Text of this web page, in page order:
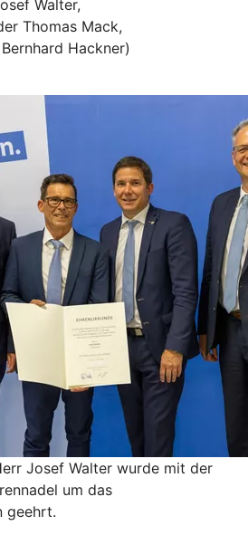
Walter,
Thomas Mack,
Hackner)
Josef Walter wurde mit der
um das
geehrt.